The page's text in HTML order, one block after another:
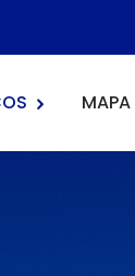
MAPA